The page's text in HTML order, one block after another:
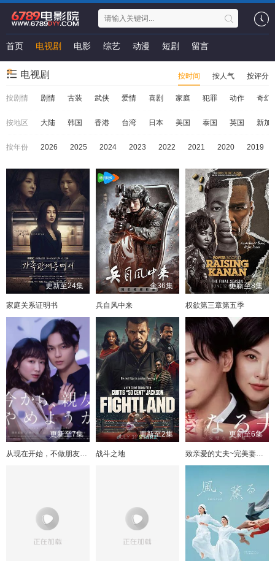
首页 电视剧 电影 综艺 动漫 短剧 留言
电视剧 按时间 按人气 按评分
按剧情 剧情 古装 武侠 爱情 喜剧 家庭 犯罪 动作 奇幻
按地区 大陆 韩国 香港 台湾 日本 美国 泰国 英国 新加
按年份 2026 2025 2024 2023 2022 2021 2020 2019
更新至24集
家庭关系证明书
全36集
兵自风中来
更新至8集
权欲第三章第五季
更新至7集
从现在开始，不做朋友了吧
更新至2集
战斗之地
更新至6集
致亲爱的丈夫~完美妻子的谎言~